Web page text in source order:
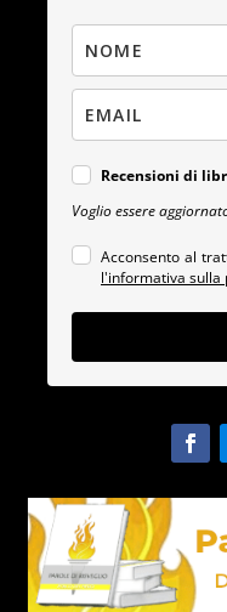
Recensioni di
Voglio essere
Acconsento al
l'informativa sulla